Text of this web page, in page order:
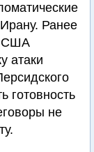
Ранее
США
атаки
готовность
не